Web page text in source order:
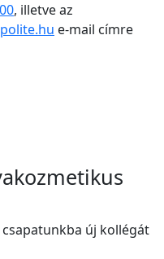
, illetve az
e-mail címre
új kollégát